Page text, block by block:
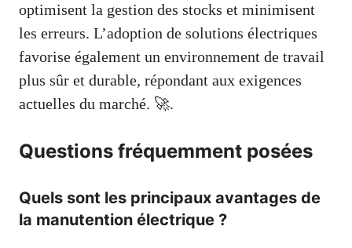
optimisent la gestion des stocks et minimisent
les erreurs. L’adoption de solutions électriques
favorise également un environnement de travail
plus sûr et durable, répondant aux exigences
actuelles du marché. 🚀.
Questions fréquemment posées
Quels sont les principaux avantages de
la manutention électrique ?